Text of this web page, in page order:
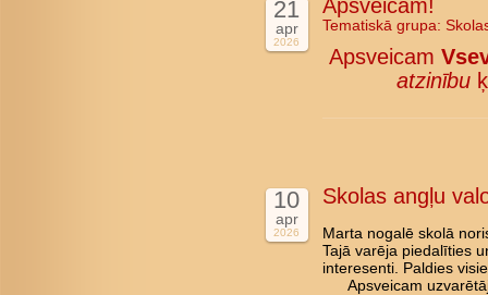
21
apr
2026
Apsveicam!
Tematiskā grupa:
Apsveicam
atzinību
10
apr
2026
Skolas angļu
Marta nogalē skolā
Tajā varēja piedalīties
interesenti. Paldies
Apsveicam